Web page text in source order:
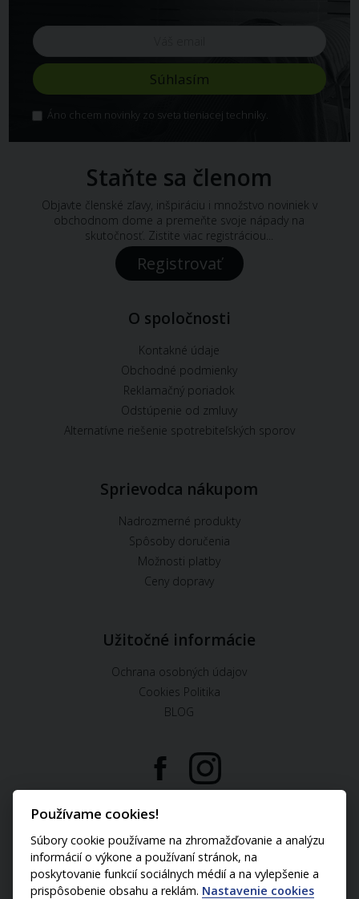
Áno chcem novinky zo sveta tieniacej techniky.
Staňte sa členom
Objavte členské zľavy, inšpiráciu i množstvo noviniek v
obchodnom dome a premeňte svoje nápady na
skutočnosť. Zistite viac registráciou...
Registrovať
O spoločnosti
Kontakné údaje
Obchodné podmienky
Reklamačný poriadok
Odstúpenie od zmluvy
Alternatívne riešenie spotrebiteľských sporov
Sprievodca nákupom
Nadrozmerné produkty
Spôsoby doručenia
Možnosti platby
Ceny dopravy
Užitočné informácie
Ochrana osobných údajov
Cookies Politika
BLOG
U nás môžete platiť:
Používame cookies!
Súbory cookie používame na zhromažďovanie a analýzu
informácií o výkone a používaní stránok, na
poskytovanie funkcií sociálnych médií a na vylepšenie a
prispôsobenie obsahu a reklám. Nastavenie cookies